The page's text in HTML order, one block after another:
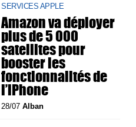
SERVICES APPLE
Amazon va déployer
plus de 5 000
satellites pour
booster les
fonctionnalités de
l’iPhone
28/07Alban